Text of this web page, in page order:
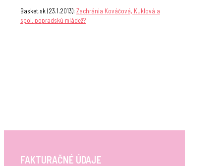
Basket.sk (23.1.2013): Zachránia Kováčová, Kuklová a
spol. popradskú mládež?
FAKTURAČNÉ ÚDAJE